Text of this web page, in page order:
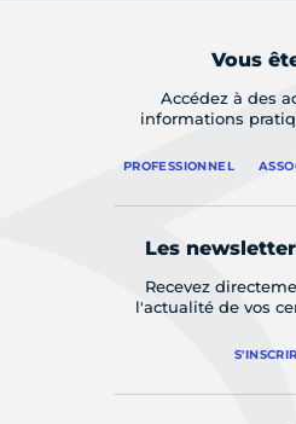
Vous
Accédez à des
informations
PROFESSIONNEL
Les
Recevez
l'actualité de vos